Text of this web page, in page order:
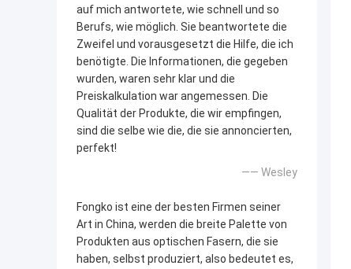
auf mich antwortete, wie schnell und so
Berufs, wie möglich. Sie beantwortete die
Zweifel und vorausgesetzt die Hilfe, die ich
benötigte. Die Informationen, die gegeben
wurden, waren sehr klar und die
Preiskalkulation war angemessen. Die
Qualität der Produkte, die wir empfingen,
sind die selbe wie die, die sie annoncierten,
perfekt!
—— Wesley
Fongko ist eine der besten Firmen seiner
Art in China, werden die breite Palette von
Produkten aus optischen Fasern, die sie
haben, selbst produziert, also bedeutet es,